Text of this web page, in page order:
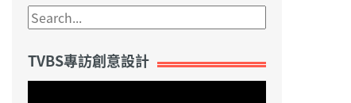
TVBS專訪創意設計